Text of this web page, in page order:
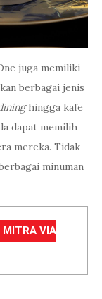
juga memiliki
berbagai jenis
hingga kafe
dapat memilih
mereka. Tidak
minuman
MITRA VIA